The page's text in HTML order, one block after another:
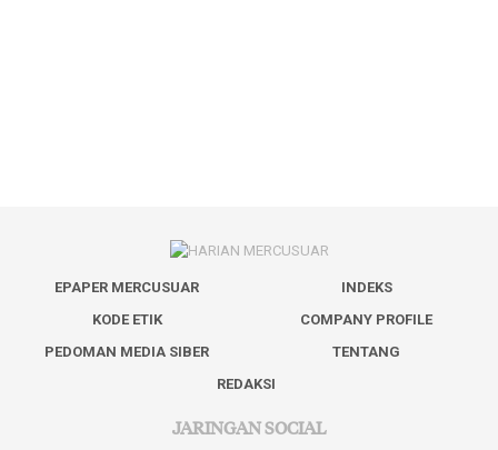
EPAPER MERCUSUAR
INDEKS
KODE ETIK
COMPANY PROFILE
PEDOMAN MEDIA SIBER
TENTANG
REDAKSI
JARINGAN SOCIAL